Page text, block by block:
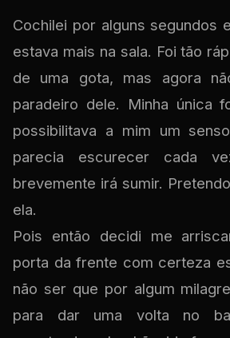
Cochilei por alguns segundos
estava mais na sala. Foi tão
de uma gota, mas agora
paradeiro dele. Minha única
possibilitava a mim um
parecia escurecer cada
brevemente irá sumir.
ela.
Pois então decidi me
porta da frente com certeza
não ser que por algum
para dar uma volta no